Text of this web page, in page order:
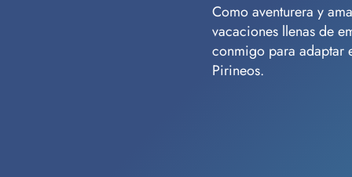
Como aventurera y
vacaciones llenas de
conmigo para adaptar
Pirineos.